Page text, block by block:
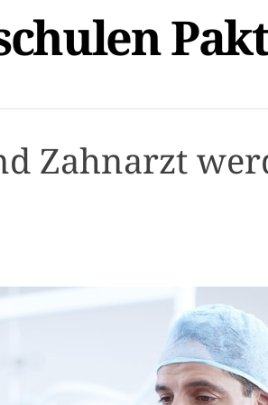
Pakt
Zahnarzt